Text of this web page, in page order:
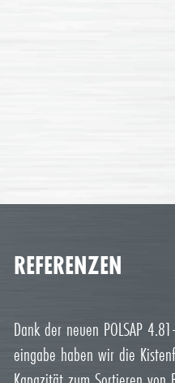
REFERENZEN
Dank der neuen POLSAP
eingabe haben wir die